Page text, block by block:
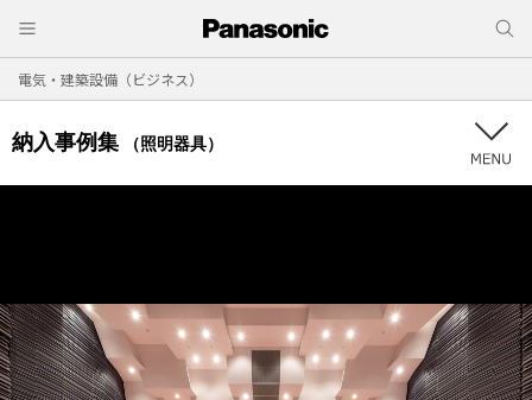
電気・建築設備（ビジネス）
納入事例集 （照明器具）